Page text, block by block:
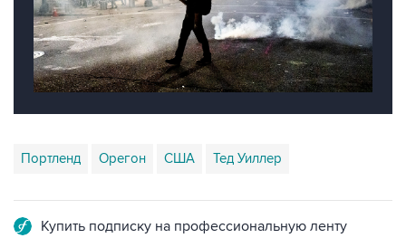
Портленд Орегон США Тед Уиллер
Купить подписку на профессиональную ленту